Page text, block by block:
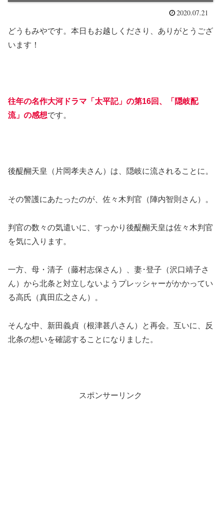
2020.07.21
どうもみやです。本日もお越しくださり、ありがとうござ
います！
往年の名作大河ドラマ「太平記」の第16回、「隠岐配
流」の感想です。
後醍醐天皇（片岡孝夫さん）は、隠岐に流されることに。
その警護にあたったのが、佐々木判官（陣内智則さん）。
判官の数々の気遣いに、すっかり後醍醐天皇は佐々木判官
を気に入ります。
一方、母・清子（藤村志保さん）、妻･登子（沢口靖子さ
ん）から北条と対立しないようプレッシャーがかかってい
る高氏（真田広之さん）。
そんな中、新田義貞（根津甚八さん）と再会。互いに、反
北条の想いを確認することになりました。
スポンサーリンク